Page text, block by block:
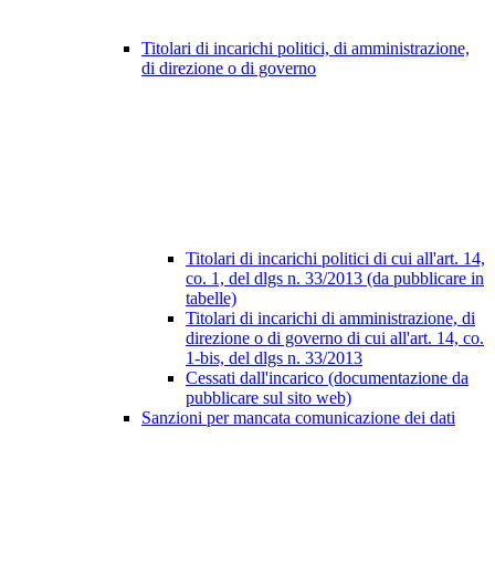
Titolari di incarichi politici, di amministrazione,
di direzione o di governo
Titolari di incarichi politici di cui all'art. 14,
co. 1, del dlgs n. 33/2013 (da pubblicare in
tabelle)
Titolari di incarichi di amministrazione, di
direzione o di governo di cui all'art. 14, co.
1-bis, del dlgs n. 33/2013
Cessati dall'incarico (documentazione da
pubblicare sul sito web)
Sanzioni per mancata comunicazione dei dati